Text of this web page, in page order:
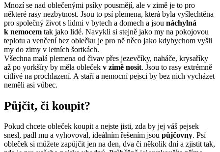
Mnozí se nad oblečenými psíky pousmějí, ale v zimě je to pro
některé rasy nezbytnost. Jsou to psí plemena, která byla vyšlechtěna
pro společný život s lidmi v bytech a domech a jsou náchylná
k nemocem tak jako lidé. Navykli si stejně jako my na pokojovou
teplotu a venčení bez oblečku je pro ně něco jako kdybychom vyšli
my do zimy v letních šortkách.
Všechna malá plemena od čivav přes jezevčíky, naháče, krysaříky
až po yorkšíry by měla obleček v zimě nosit. Jsou to rasy extrémně
citlivé na prochlazení. A staří a nemocní pejsci by bez nich vycházet
neměli asi vůbec.
Půjčit, či koupit?
Pokud chcete obleček koupit a nejste jisti, zda by jej váš pejsek
snesl, padl mu a vyhovoval, ideálním řešením jsou půjčovny. Psí
obleček si můžete zapůjčit jen na den, dva či několik dní a zjistit tak,